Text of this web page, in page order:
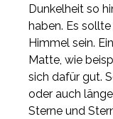
Dunkelheit so
haben. Es
Himmel sein.
Matte, wie
sich dafür gut.
oder auch
Sterne und